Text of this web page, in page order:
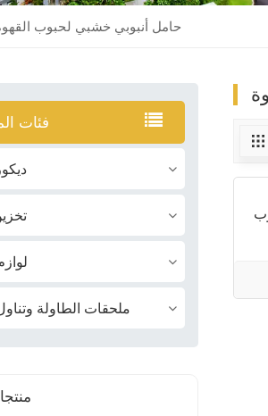
حامل أنبوبي خشبي لحبوب
فئات
ملحقات الطاولة